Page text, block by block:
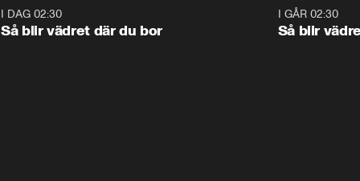
I DAG 02:30
Så blir vädret där du bor
I GÅR 02:30
Så blir